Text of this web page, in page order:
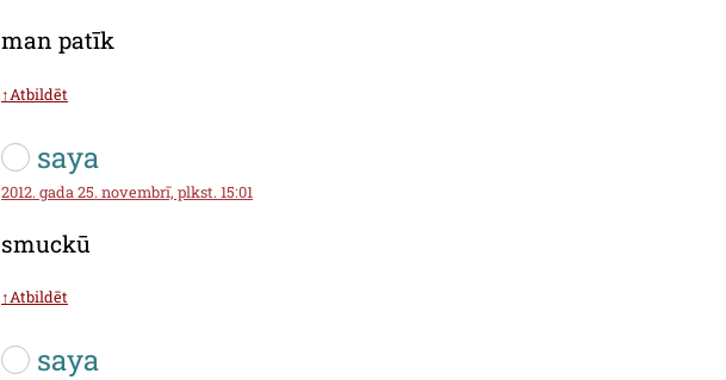
man patīk
↑Atbildēt
saya
2012. gada 25. novembrī, plkst. 15:01
smuckū
↑Atbildēt
saya